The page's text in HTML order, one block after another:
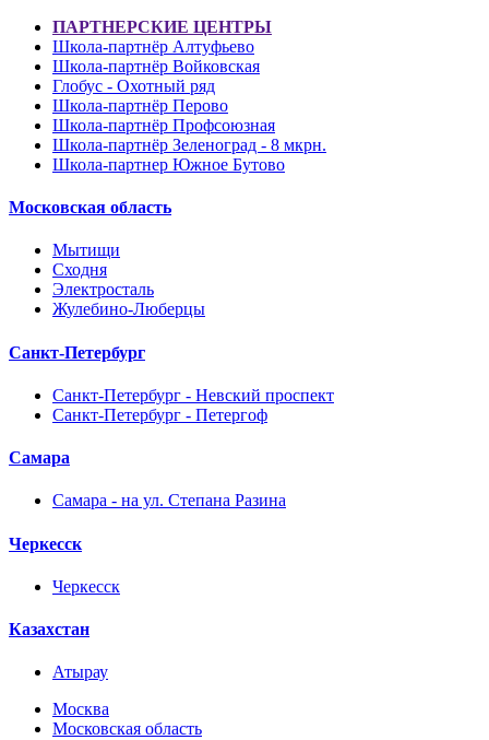
ПАРТНЕРСКИЕ ЦЕНТРЫ
Школа-партнёр Алтуфьево
Школа-партнёр Войковская
Глобус - Охотный ряд
Школа-партнёр Перово
Школа-партнёр Профсоюзная
Школа-партнёр Зеленоград - 8 мкрн.
Школа-партнер Южное Бутово
Московская область
Мытищи
Сходня
Электросталь
Жулебино-Люберцы
Санкт-Петербург
Санкт-Петербург - Невский проспект
Санкт-Петербург - Петергоф
Самара
Самара - на ул. Степана Разина
Черкесск
Черкесск
Казахстан
Атырау
Москва
Московская область